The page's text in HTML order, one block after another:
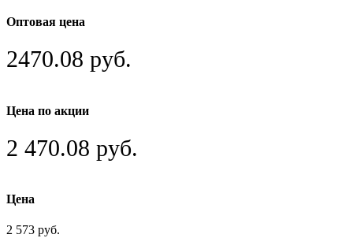
Оптовая цена
2470.08 руб.
Цена по акции
2 470.08 руб.
Цена
2 573 руб.